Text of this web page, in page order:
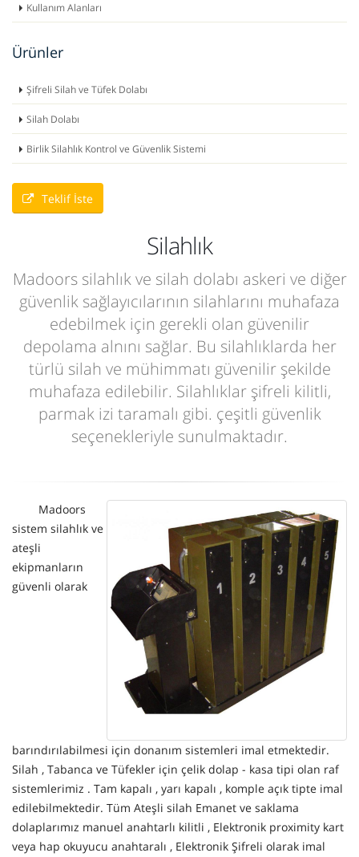
Kullanım Alanları
Ürünler
Şifreli Silah ve Tüfek Dolabı
Silah Dolabı
Birlik Silahlık Kontrol ve Güvenlik Sistemi
Teklif İste
Silahlık
Madoors silahlık ve silah dolabı askeri ve diğer
güvenlik sağlayıcılarının silahlarını muhafaza
edebilmek için gerekli olan güvenilir
depolama alnını sağlar. Bu silahlıklarda her
türlü silah ve mühimmatı güvenilir şekilde
muhafaza edilebilir. Silahlıklar şifreli kilitli,
parmak izi taramalı gibi. çeşitli güvenlik
seçenekleriyle sunulmaktadır.
Madoors
sistem silahlık ve
ateşli
ekipmanların
güvenli olarak
barındırılabilmesi için donanım sistemleri imal etmektedir.
Silah , Tabanca ve Tüfekler için çelik dolap - kasa tipi olan raf
sistemlerimiz . Tam kapalı , yarı kapalı , komple açık tipte imal
edilebilmektedir. Tüm Ateşli silah Emanet ve saklama
dolaplarımız manuel anahtarlı kilitli , Elektronik proximity kart
veya hap okuyucu anahtaralı , Elektronik Şifreli olarak imal